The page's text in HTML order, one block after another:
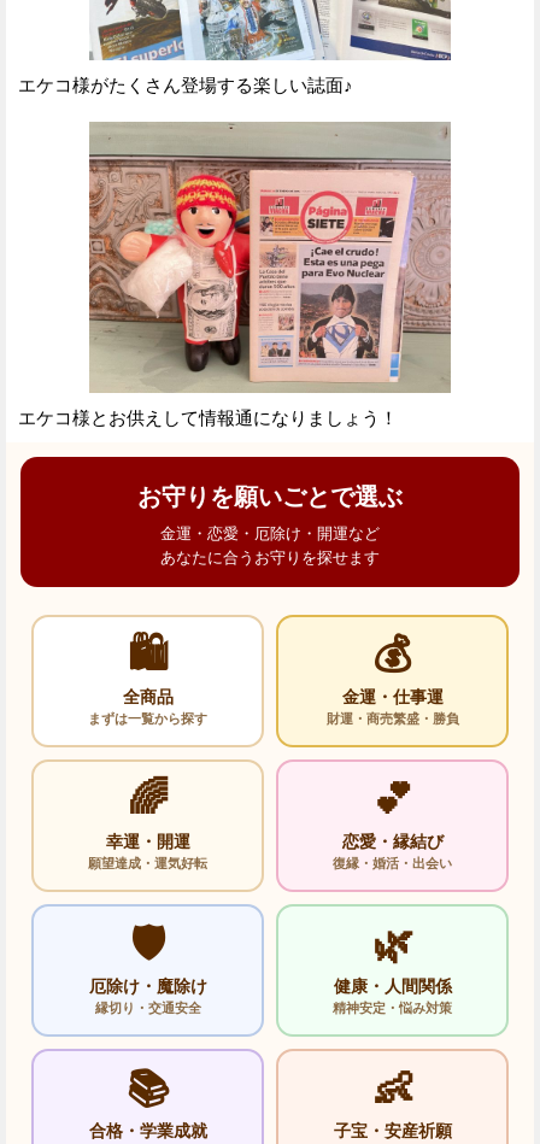
エケコ様がたくさん登場する楽しい誌面♪
エケコ様とお供えして情報通になりましょう！
お守りを願いごとで選ぶ
金運・恋愛・厄除け・開運など
あなたに合うお守りを探せます
🛍️
全商品
まずは一覧から探す
💰
金運・仕事運
財運・商売繁盛・勝負
🌈
幸運・開運
願望達成・運気好転
💕
恋愛・縁結び
復縁・婚活・出会い
🛡️
厄除け・魔除け
縁切り・交通安全
🌿
健康・人間関係
精神安定・悩み対策
📚
合格・学業成就
👶
子宝・安産祈願